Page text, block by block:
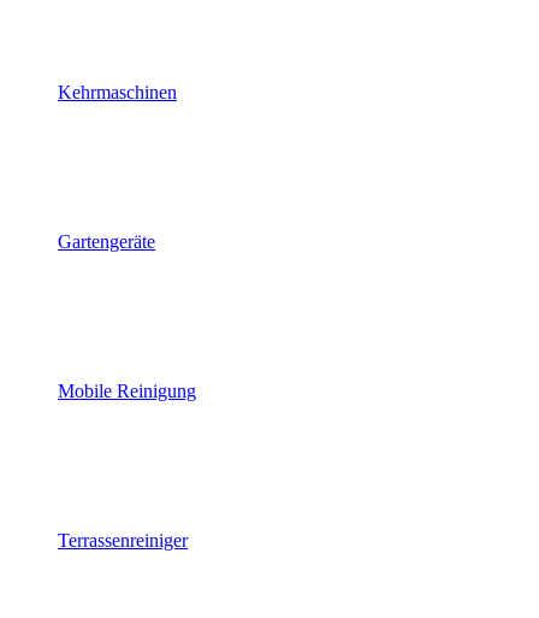
Kehrmaschinen
Gartengeräte
Mobile Reinigung
Terrassenreiniger